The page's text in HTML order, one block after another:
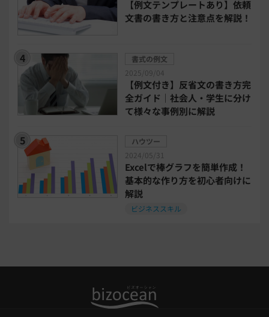
bizoceanお勧め動画
タイアップ
ニューノーマル時代における企業のあり方
インボイス制度解説 税制改正
喪中はがき 働き方改革
【例文テンプレートあり】依頼
文書の書き方と注意点を解説！
書式の例文
2025/09/04
【例文付き】反省文の書き方完
全ガイド｜社会人・学生に分け
て様々な事例別に解説
ハウツー
2024/05/31
Excelで棒グラフを簡単作成！
基本的な作り方を初心者向けに
解説
ビジネススキル